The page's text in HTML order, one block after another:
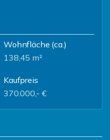
Wohnfläche (ca.)
138,45 m²
Kaufpreis
370.000,- €